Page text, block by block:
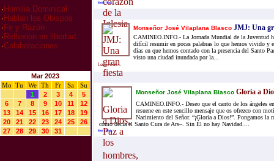
· Homilia Dominical
· Hablan los Obispos
· Fe y Razón
· Reflexion en libertad
·Colaboraciones
Mar 2023
Mo
Tu We Th Fr Sa
Su
1
2 3 4
5
6
7 8 9 10 11
12
13
14 15 16 17 18
19
20
21 22 23 24 25
26
27
28 29 30 31
leer mas...
Monseñor José Vilaplana Blasco JMJ: Una
CAMINEO.INFO.- La Jornada Mundial de la Juventud
difícil resumir en pocas palabras lo que hemos vivido y
días en que hemos contado con la presencia del Santo
visto una ciudad inundada por la...
Leer mas...
Monseñor José Vilaplana Blasco Gloria a
CAMINEO.INFO.- Deseo que el canto de los ángeles
resuene en este sencillo mensaje que os ofrezco con
Nacimiento del Señor. “¡Gloria a Dios!”. Pongamos la
como decía el Santo Cura de Ars–. Sin Él no hay Navidad....
leer mas...